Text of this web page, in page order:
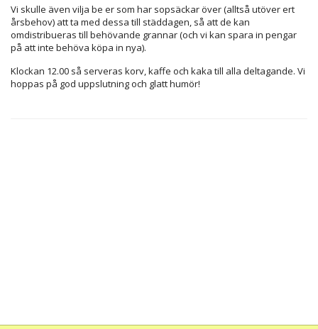
Vi skulle även vilja be er som har sopsäckar över (alltså utöver ert
årsbehov) att ta med dessa till städdagen, så att de kan
omdistribueras till behövande grannar (och vi kan spara in pengar
på att inte behöva köpa in nya).
Klockan 12.00 så serveras korv, kaffe och kaka till alla deltagande. Vi
hoppas på god uppslutning och glatt humör!